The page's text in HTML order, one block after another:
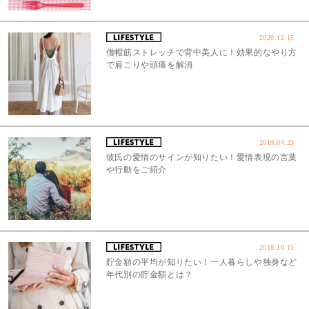
2020.12.15
僧帽筋ストレッチで背中美人に！効果的なやり方
で肩こりや頭痛を解消
2019.04.23
彼氏の愛情のサインが知りたい！愛情表現の言葉
や行動をご紹介
2018.10.11
貯金額の平均が知りたい！一人暮らしや独身など
年代別の貯金額とは？